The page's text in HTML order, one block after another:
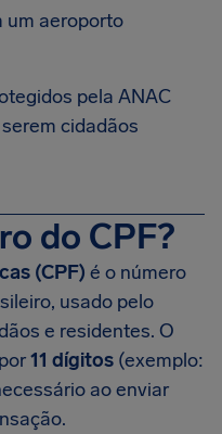
um aeroporto
pela ANAC
cidadãos
do CPF?
(CPF) é o número
usado pelo
e residentes. O
11 dígitos (exemplo:
ao enviar